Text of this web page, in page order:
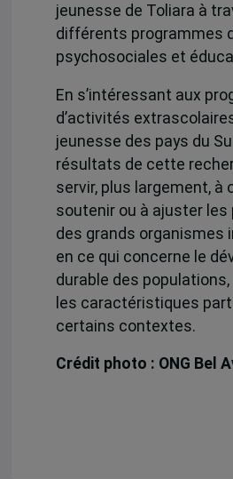
jeunesse de Toliara à
différents programmes
psychosociales et
En s’intéressant aux
d’activités
jeunesse des pays du
résultats de cette
servir, plus largement, à
soutenir ou à ajuster
des grands organismes
en ce qui concerne le
durable des
les caractéristiques
certains contextes.
Crédit photo : ONG Bel